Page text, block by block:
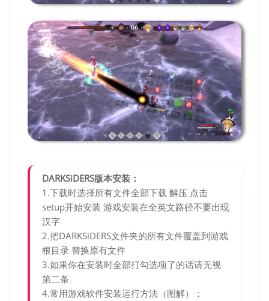
DARKSiDERS版本安装：
1.下载时选择所有文件全部下载 解压 点击
setup开始安装 游戏安装在全英文路径不要出现
汉字
2.把DARKSiDERS文件夹的所有文件覆盖到游戏
根目录 替换原有文件
3.如果你在安装时全部打勾选项了的话请无视
第二条
4.常用游戏软件安装运行方法（图解）：